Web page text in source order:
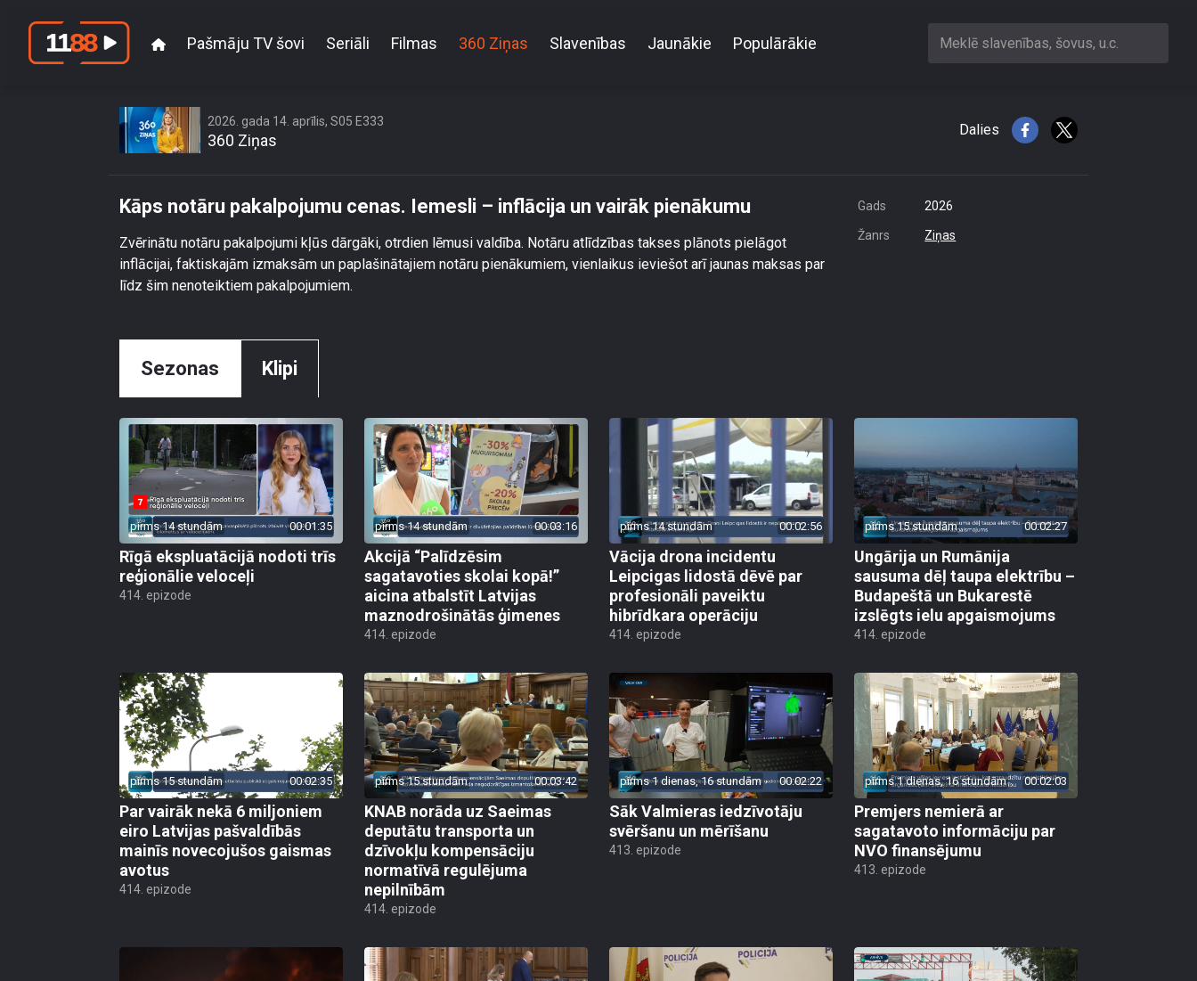
Pašmāju TV šovi Seriāli Filmas 360 Ziņas Slavenības Jaunākie Populārākie Meklē slavenības, šovus, u.c.
2026. gada 14. aprīlis, S05 E333
360 Ziņas
Dalies
Kāps notāru pakalpojumu cenas. Iemesli – inflācija un vairāk pienākumu
Zvērinātu notāru pakalpojumi kļūs dārgāki, otrdien lēmusi valdība. Notāru atlīdzības takses plānots pielāgot
inflācijai, faktiskajām izmaksām un paplašinātajiem notāru pienākumiem, vienlaikus ieviešot arī jaunas maksas par
līdz šim nenoteiktiem pakalpojumiem.
Gads 2026
Žanrs Ziņas
Sezonas Klipi
pirms 14 stundām 00:01:35
Rīgā ekspluatācijā nodoti trīs
reģionālie veloceļi
414. epizode
pirms 14 stundām 00:03:16
Akcijā “Palīdzēsim
sagatavoties skolai kopā!”
aicina atbalstīt Latvijas
maznodrošinātās ģimenes
414. epizode
pirms 14 stundām 00:02:56
Vācija drona incidentu
Leipcigas lidostā dēvē par
profesionāli paveiktu
hibrīdkara operāciju
414. epizode
pirms 15 stundām 00:02:27
Ungārija un Rumānija
sausuma dēļ taupa elektrību –
Budapeštā un Bukarestē
izslēgts ielu apgaismojums
414. epizode
pirms 15 stundām 00:02:35
Par vairāk nekā 6 miljoniem
eiro Latvijas pašvaldībās
mainīs novecojušos gaismas
avotus
414. epizode
pirms 15 stundām 00:03:42
KNAB norāda uz Saeimas
deputātu transporta un
dzīvokļu kompensāciju
normatīvā regulējuma
nepilnībām
414. epizode
pirms 1 dienas, 16 stundām 00:02:22
Sāk Valmieras iedzīvotāju
svēršanu un mērīšanu
413. epizode
pirms 1 dienas, 16 stundām 00:02:03
Premjers nemierā ar
sagatavoto informāciju par
NVO finansējumu
413. epizode